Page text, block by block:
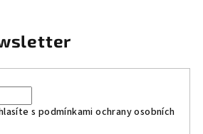
s podmínkami ochrany osobních